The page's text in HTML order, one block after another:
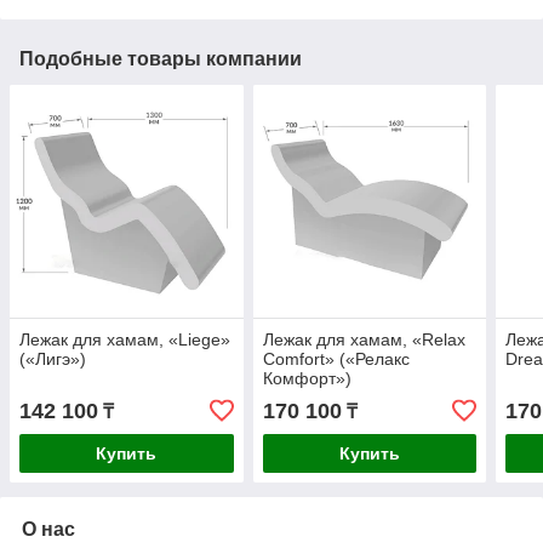
Подобные товары компании
Лежак для хамам, «Liege»
(«Лигэ»)
142 100 ₸
Купить
Лежак для хамам, «Relax
Comfort» («Релакс
Комфорт»)
170 100₸
Купить
О нас